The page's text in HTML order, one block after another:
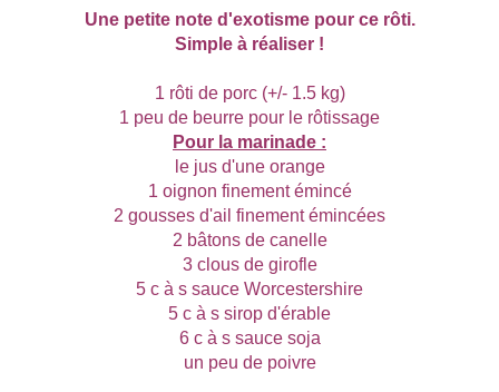
Une petite note d'exotisme pour ce rôti.
Simple à réaliser !
1 rôti de porc (+/- 1.5 kg)
1 peu de beurre pour le rôtissage
Pour la marinade :
le jus d'une orange
1 oignon finement émincé
2 gousses d'ail finement émincées
2 bâtons de canelle
3 clous de girofle
5 c à s sauce Worcestershire
5 c à s sirop d'érable
6 c à s sauce soja
un peu de poivre